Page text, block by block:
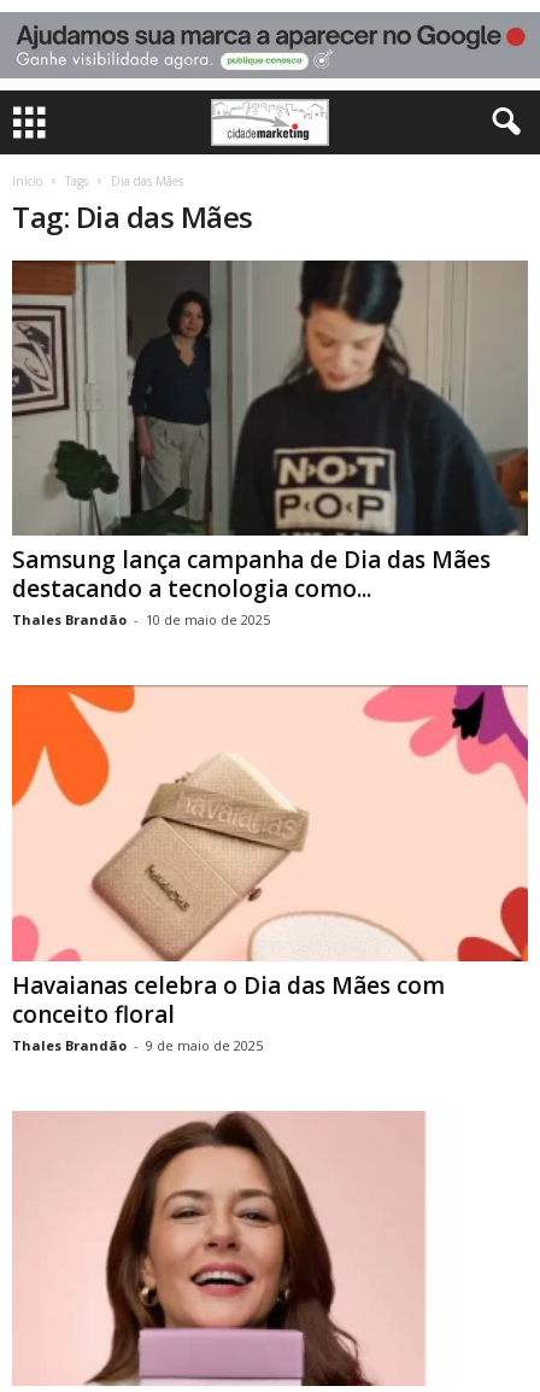
Início Tags Dia das Mães
Tag: Dia das Mães
Samsung lança campanha de Dia das Mães
destacando a tecnologia como...
Thales Brandão - 10 de maio de 2025
Havaianas celebra o Dia das Mães com
conceito floral
Thales Brandão - 9 de maio de 2025